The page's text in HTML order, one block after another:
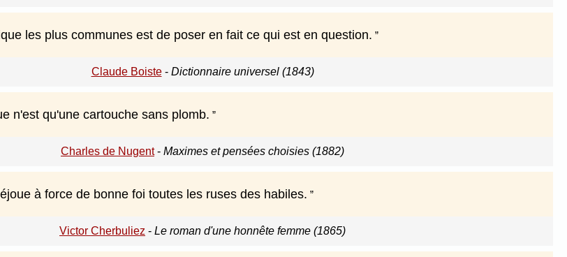
les plus communes est de poser en fait ce qui est en question.
Claude Boiste- Dictionnaire universel (1843)
n'est qu'une cartouche sans plomb.
Charles de Nugent- Maximes et pensées choisies (1882)
à force de bonne foi toutes les ruses des habiles.
Victor Cherbuliez - Le roman d'une honnête femme (1865)